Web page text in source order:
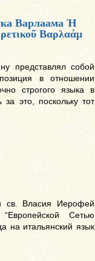
Варлаама Ἡ
Βαρλαάμ
представлял собой
в отношении
строгого языка в
это, поскольку тот
св. Власия Иерофей
Сетью
на итальянский язык